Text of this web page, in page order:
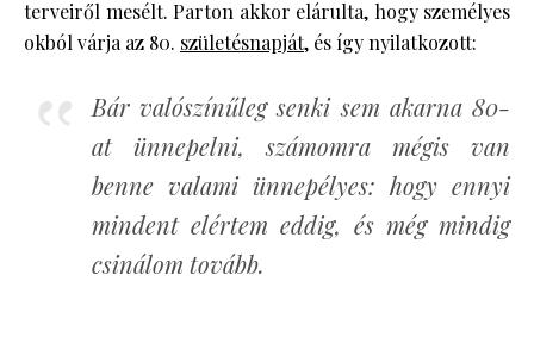
terveiről mesélt. Parton akkor elárulta, hogy személyes
okból várja az 80. születésnapját, és így nyilatkozott:
Bár valószínűleg senki sem akarna 80-
at ünnepelni, számomra mégis van
benne valami ünnepélyes: hogy ennyi
mindent elértem eddig, és még mindig
csinálom tovább.